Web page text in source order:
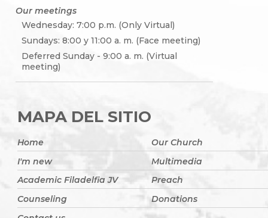
Our meetings
Wednesday: 7:00 p.m. (Only Virtual)
Sundays: 8:00 y 11:00 a. m. (Face meeting)
Deferred Sunday - 9:00 a. m. (Virtual
meeting)
MAPA DEL SITIO
Home
Our Church
I'm new
Multimedia
Academic Filadelfia JV
Preach
Counseling
Donations